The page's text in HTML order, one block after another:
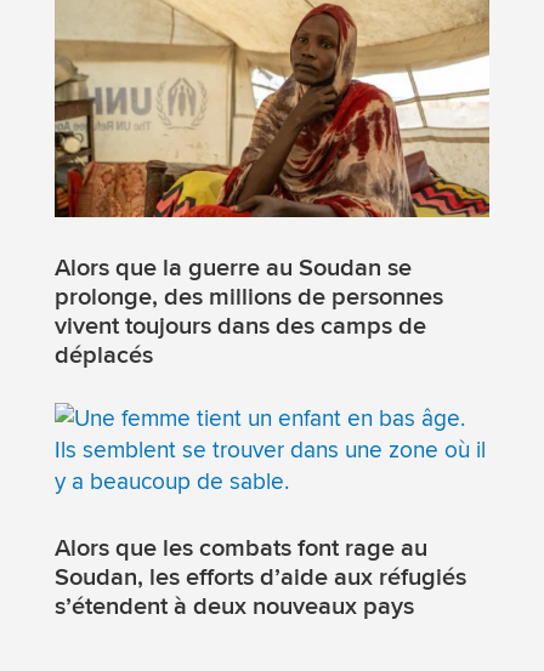
Alors que la guerre au Soudan se
prolonge, des millions de personnes
vivent toujours dans des camps de
déplacés
Alors que les combats font rage au
Soudan, les efforts d’aide aux réfugiés
s’étendent à deux nouveaux pays